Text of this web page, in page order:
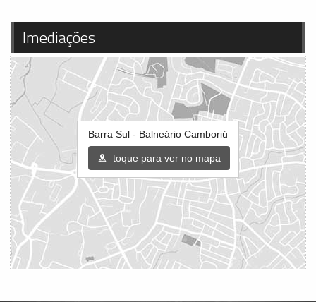
Imediações
Barra Sul - Balneário Camboriú
toque para ver no mapa